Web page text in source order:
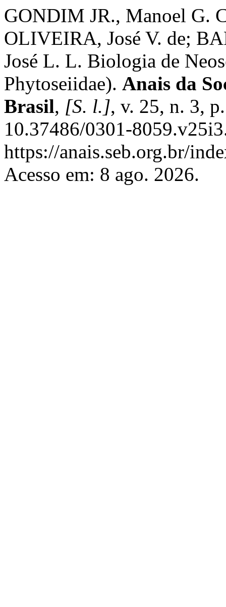
GONDIM JR., Manoel G.
OLIVEIRA, José V. de;
José L. L. Biologia de
Phytoseiidae). Anais da
Brasil, [S. l.], v. 25, n. 3,
10.37486/0301-
https://anais.seb.org.br/
Acesso em: 8 ago. 2026.